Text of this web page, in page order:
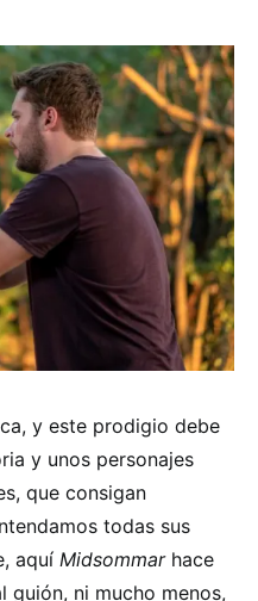
y este prodigio debe
y unos personajes
que consigan
todas sus
aquí Midsommarhace
guión, ni mucho menos,